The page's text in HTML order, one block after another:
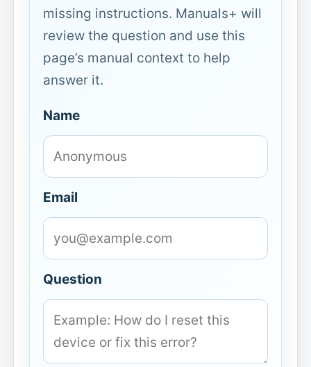
missing instructions. Manuals+ will
review the question and use this
page’s manual context to help
answer it.
Name
Email
Question